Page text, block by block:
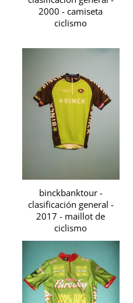
2000 - camiseta
ciclismo
binckbanktour -
clasificación general -
2017 - maillot de
ciclismo